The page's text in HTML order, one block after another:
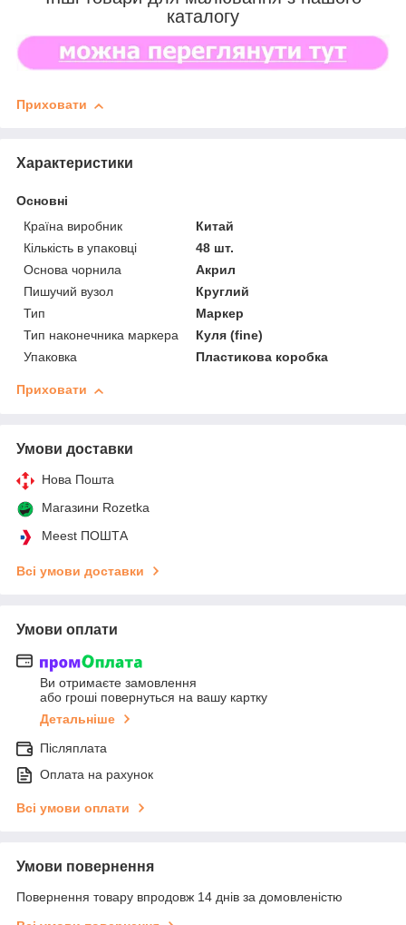
каталогу
Приховати
Характеристики
Основні
Країна виробник
Китай
Кількість в упаковці
48 шт.
Основа чорнила
Акрил
Пишучий вузол
Круглий
Тип
Маркер
Тип наконечника маркера
Куля (fine)
Упаковка
Пластикова коробка
Приховати
Умови доставки
Нова Пошта
Магазини Rozetka
Meest ПОШТА
Всі умови доставки
Умови оплати
Ви отримаєте замовлення
або гроші повернуться на вашу картку
Детальніше
Післяплата
Оплата на рахунок
Всі умови оплати
Умови повернення
Повернення товару впродовж 14 днів за домовленістю